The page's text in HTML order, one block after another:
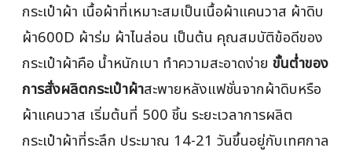
กระเป๋าผ้า เนื้อผ้าที่เหมาะสมเป็นเนื้อผ้าแคนวาส ผ้าดิบ
ผ้า600D ผ้าร่ม ผ้าไนล่อน เป็นต้น คุณสมบัติข้อดีของ
กระเป๋าผ้าคือ น้ำหนักเบา ทำความสะอาดง่าย ขั้นต่ำของ
การสั่งผลิตกระเป๋าผ้าสะพายหลังแฟชั่นจากผ้าดิบหรือ
ผ้าแคนวาส เริ่มต้นที่ 500 ชิ้น ระยะเวลาการผลิต
กระเป๋าผ้าที่ระลึก ประมาณ 14-21 วันขึ้นอยู่กับเทศกาล